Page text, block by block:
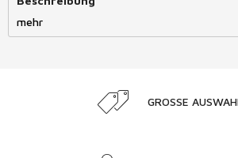
mehr
GROSSE AUSWAHL